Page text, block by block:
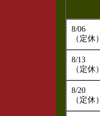
8/06
（定休）
8/13
（定休）
8/20
（定休）